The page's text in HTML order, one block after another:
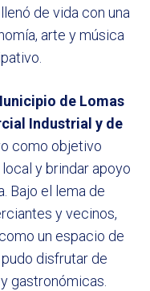
de vida con una
arte y música
de Lomas
Industrial y de
como objetivo
y brindar apoyo
Bajo el lema de
y vecinos,
un espacio de
disfrutar de
gastronómicas.